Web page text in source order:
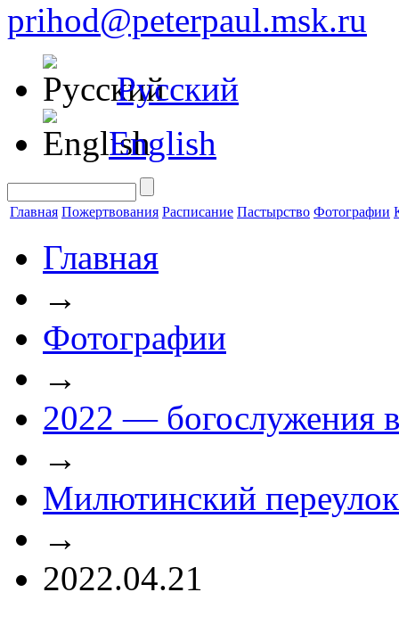
prihod@peterpaul.msk.ru
Русский
English
Главная Пожертвования Расписание Пастырство Фотографии
Главная
→
Фотографии
→
2022 — богослужения
→
Милютинский
→
2022.04.21